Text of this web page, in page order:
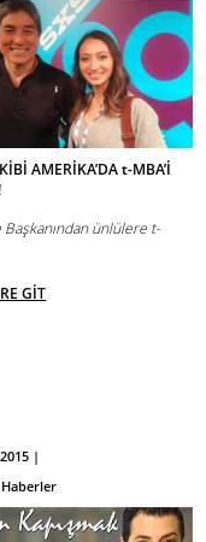
AMERİKA’DA t-MBA’İ
ünlülere t-
GİT
|